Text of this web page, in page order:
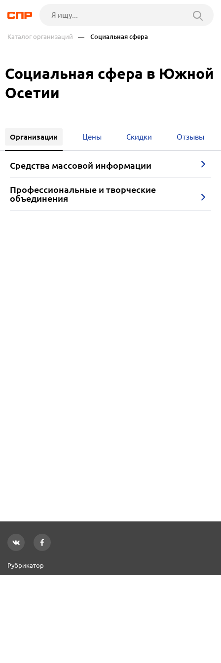
Каталог организаций — Социальная сфера
Социальная сфера в Южной
Осетии
Организации Цены Скидки Отзывы
Средства массовой информации
Профессиональные и творческие
объединения
Рубрикатор